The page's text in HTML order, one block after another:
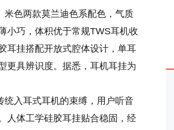
色两款莫兰迪色系配色，气质
小巧，体积优于常规TWS耳机收
耳挂搭配开放式腔体设计，单耳
更具辨识度。据悉，耳机耳挂为
入耳式耳机的束缚，用户听音
人体工学硅胶耳挂贴合稳固，经